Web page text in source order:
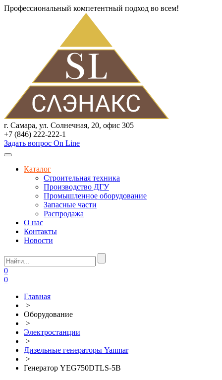
Профессиональный компетентный подход во всем!
г. Самара, ул. Солнечная, 20, офис 305
+7 (846) 222-222-1
Задать вопрос On Line
Каталог
Строительная техника
Производство ДГУ
Промышленное оборудование
Запасные части
Распродажа
О нас
Контакты
Новости
0
0
Главная
>
Оборудование
>
Электростанции
>
Дизельные генераторы Yanmar
>
Генератор YEG750DTLS-5B